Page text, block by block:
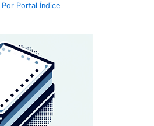
Por Portal Índice